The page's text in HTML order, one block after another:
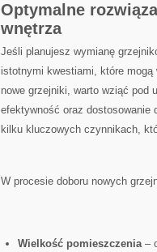
Optymalne
wnętrza
Jeśli planujesz wymianę
istotnymi kwestiami,‌ które⁢ mogą
nowe grzejniki, warto wziąć⁤ pod
‍efektywność oraz dostosowanie⁢
kilku kluczowych czynnikach,
W procesie doboru nowych
Wielkość⁤ pomieszczenia–